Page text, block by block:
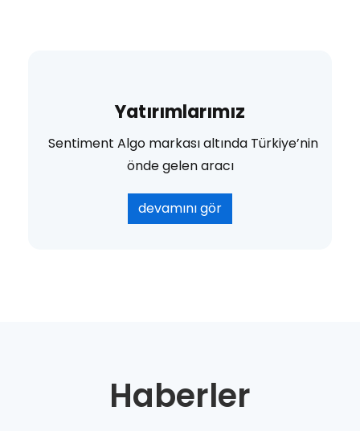
Yatırımlarımız
Sentiment Algo markası altında Türkiye’nin
önde gelen aracı
devamını gör
Haberler